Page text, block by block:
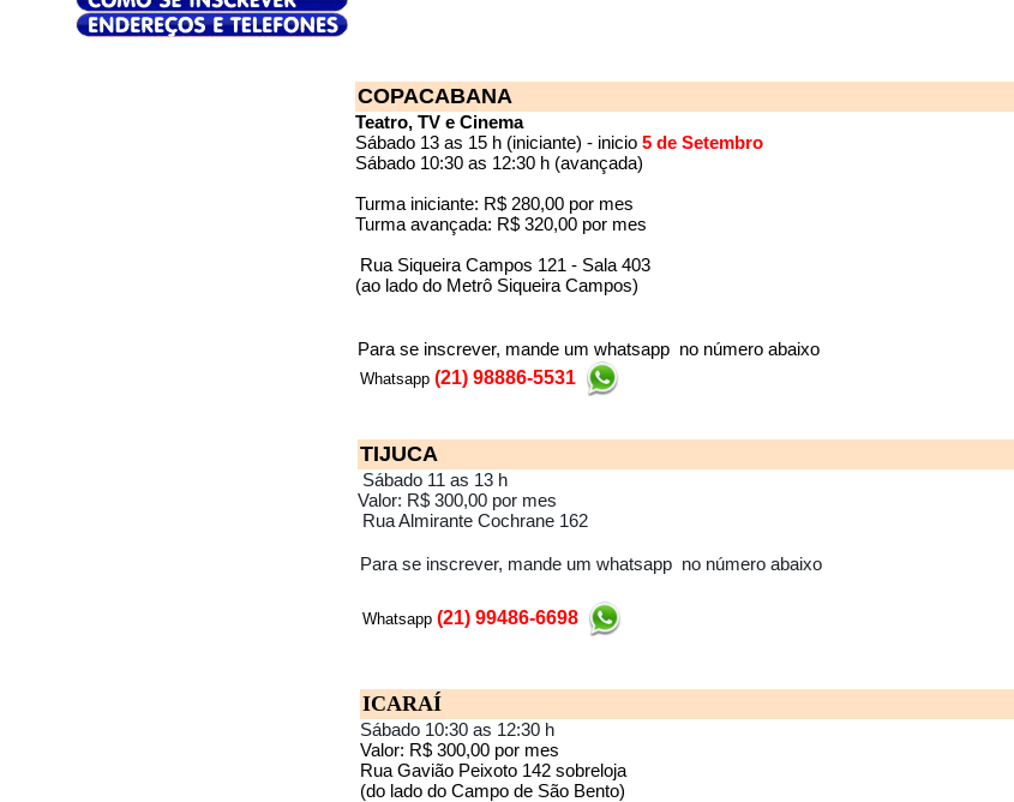
COPACABANA
Teatro, TV e Cinema
Sábado 13 as 15 h (iniciante) - inicio 5 de Setembro
Sábado 10:30 as 12:30 h (avançada)
Turma iniciante: R$ 280,00 por mes
Turma avançada: R$ 320,00 por mes
Rua Siqueira Campos 121 - Sala 403
(ao lado do Metrô Siqueira Campos)
Para se inscrever, mande um whatsapp no número abaixo
Whatsapp (21) 98886-5531
TIJUCA
Sábado 11 as 13 h
Valor: R$ 300,00 por mes
Rua Almirante Cochrane 162
Para se inscrever, mande um whatsapp no número abaixo
Whatsapp (21) 99486-6698
ICARAÍ
Sábado 10:30 as 12:30 h
Valor: R$ 300,00 por mes
Rua Gavião Peixoto 142 sobreloja
(do lado do Campo de São Bento)